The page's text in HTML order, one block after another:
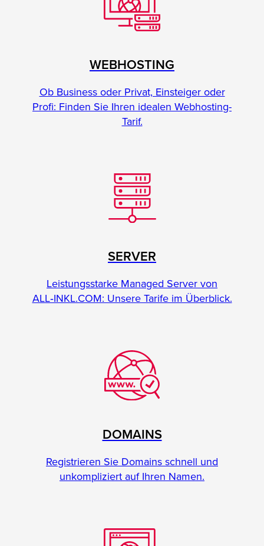
WEBHOSTING
Ob Business oder Privat, Einsteiger oder
Profi: Finden Sie Ihren idealen Webhosting-
Tarif.
SERVER
Leistungsstarke Managed Server von
ALL‑INKL.COM: Unsere Tarife im Überblick.
DOMAINS
Registrieren Sie Domains schnell und
unkompliziert auf Ihren Namen.